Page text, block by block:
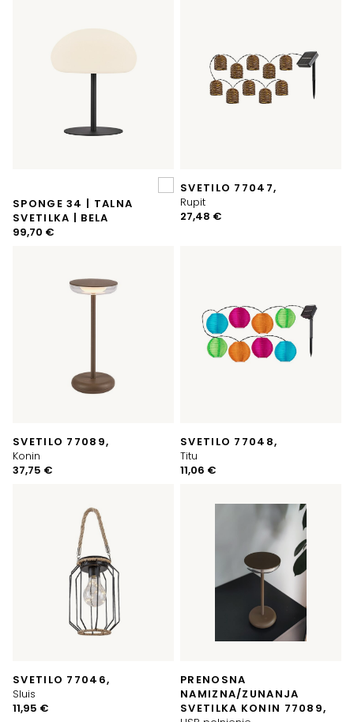
SPONGE 34 | TALNA
SVETILKA | BELA
99,70 €
SVETILO 77047,
Rupit
27,48 €
SVETILO 77089,
Konin
37,75 €
SVETILO 77048,
Titu
11,06 €
SVETILO 77046,
Sluis
11,95 €
PRENOSNA
NAMIZNA/ZUNANJA
SVETILKA KONIN 77089,